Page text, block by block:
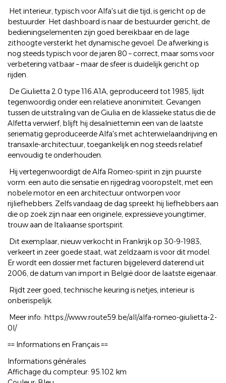
Het interieur, typisch voor Alfa's uit die tijd, is gericht op de
bestuurder. Het dashboard is naar de bestuurder gericht, de
bedieningselementen zijn goed bereikbaar en de lage
zithoogte versterkt het dynamische gevoel. De afwerking is
nog steeds typisch voor de jaren 80 – correct, maar soms voor
verbetering vatbaar – maar de sfeer is duidelijk gericht op
rijden.
De Giulietta 2.0 type 116.A1A, geproduceerd tot 1985, lijdt
tegenwoordig onder een relatieve anonimiteit. Gevangen
tussen de uitstraling van de Giulia en de klassieke status die de
Alfetta verwierf, blijft hij desalniettemin een van de laatste
seriematig geproduceerde Alfa's met achterwielaandrijving en
transaxle-architectuur, toegankelijk en nog steeds relatief
eenvoudig te onderhouden.
Hij vertegenwoordigt de Alfa Romeo-spirit in zijn puurste
vorm: een auto die sensatie en rijgedrag vooropstelt, met een
nobele motor en een architectuur ontworpen voor
rijliefhebbers. Zelfs vandaag de dag spreekt hij liefhebbers aan
die op zoek zijn naar een originele, expressieve youngtimer,
trouw aan de Italiaanse sportspirit.
Dit exemplaar, nieuw verkocht in Frankrijk op 30-9-1983,
verkeert in zeer goede staat, wat zeldzaam is voor dit model.
Er wordt een dossier met facturen bijgeleverd daterend uit
2006, de datum van import in België door de laatste eigenaar.
Rijdt zeer goed, technische keuring is netjes, interieur is
onberispelijk.
Meer info: https://www.route59.be/all/alfa-romeo-giulietta-2-
0l/
== Informations en Français ==
Informations générales
Affichage du compteur: 95.102 km